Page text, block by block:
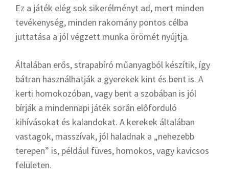
Ez a játék elég sok sikerélményt ad, mert minden
tevékenység, minden rakomány pontos célba
juttatása a jól végzett munka örömét nyújtja.
Általában erős, strapabíró műanyagból készítik, így
bátran használhatják a gyerekek kint és bent is. A
kerti homokozóban, vagy bent a szobában is jól
bírják a mindennapi játék során előforduló
kihívásokat és kalandokat. A kerekek általában
vastagok, masszívak, jól haladnak a „nehezebb
terepen” is, például füves, homokos, vagy kavicsos
felületen.